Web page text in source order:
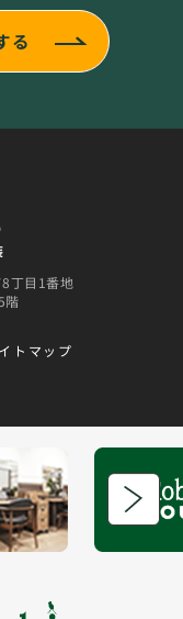
る
丁目1番地
階
トマップ